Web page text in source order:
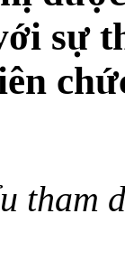
sự
tham